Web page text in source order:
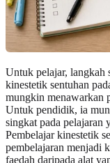
Untuk pelajar, langkah
kinestetik sentuhan
mungkin menawarkan
Untuk pendidik, ia
singkat pada pelajaran
Pembelajar kinestetik
pembelajaran menjadi
faedah daripada alat